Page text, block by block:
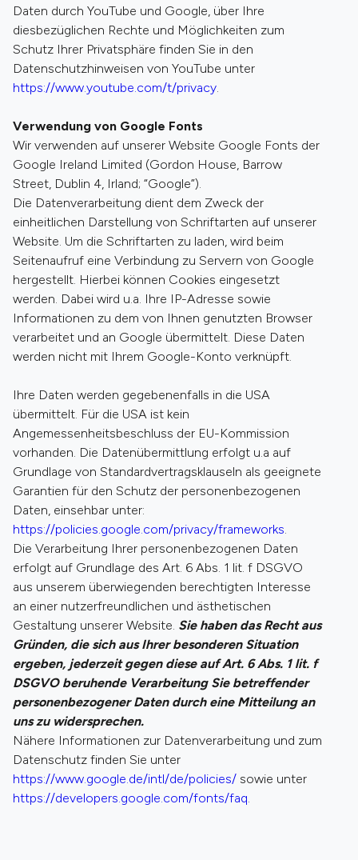
Daten durch YouTube und Google, über Ihre
diesbezüglichen Rechte und Möglichkeiten zum
Schutz Ihrer Privatsphäre finden Sie in den
Datenschutzhinweisen von YouTube unter
https://www.youtube.com/t/privacy.
Verwendung von Google Fonts
Wir verwenden auf unserer Website Google Fonts der
Google Ireland Limited (Gordon House, Barrow
Street, Dublin 4, Irland; “Google”).
Die Datenverarbeitung dient dem Zweck der
einheitlichen Darstellung von Schriftarten auf unserer
Website. Um die Schriftarten zu laden, wird beim
Seitenaufruf eine Verbindung zu Servern von Google
hergestellt. Hierbei können Cookies eingesetzt
werden. Dabei wird u.a. Ihre IP-Adresse sowie
Informationen zu dem von Ihnen genutzten Browser
verarbeitet und an Google übermittelt. Diese Daten
werden nicht mit Ihrem Google-Konto verknüpft.
Ihre Daten werden gegebenenfalls in die USA
übermittelt. Für die USA ist kein
Angemessenheitsbeschluss der EU-Kommission
vorhanden. Die Datenübermittlung erfolgt u.a auf
Grundlage von Standardvertragsklauseln als geeignete
Garantien für den Schutz der personenbezogenen
Daten, einsehbar unter:
https://policies.google.com/privacy/frameworks.
Die Verarbeitung Ihrer personenbezogenen Daten
erfolgt auf Grundlage des Art. 6 Abs. 1 lit. f DSGVO
aus unserem überwiegenden berechtigten Interesse
an einer nutzerfreundlichen und ästhetischen
Gestaltung unserer Website. Sie haben das Recht aus
Gründen, die sich aus Ihrer besonderen Situation
ergeben, jederzeit gegen diese auf Art. 6 Abs. 1 lit. f
DSGVO beruhende Verarbeitung Sie betreffender
personenbezogener Daten durch eine Mitteilung an
uns zu widersprechen.
Nähere Informationen zur Datenverarbeitung und zum
Datenschutz finden Sie unter
https://www.google.de/intl/de/policies/ sowie unter
https://developers.google.com/fonts/faq.